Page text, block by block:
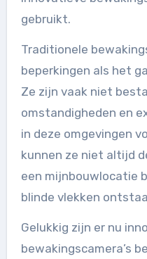
gebruikt.
Traditionele
beperkingen als het
Ze zijn vaak niet
omstandigheden en
in deze omgevingen
kunnen ze niet altijd
een mijnbouwlocatie
blinde vlekken
Gelukkig zijn er nu
bewakingscamera’s